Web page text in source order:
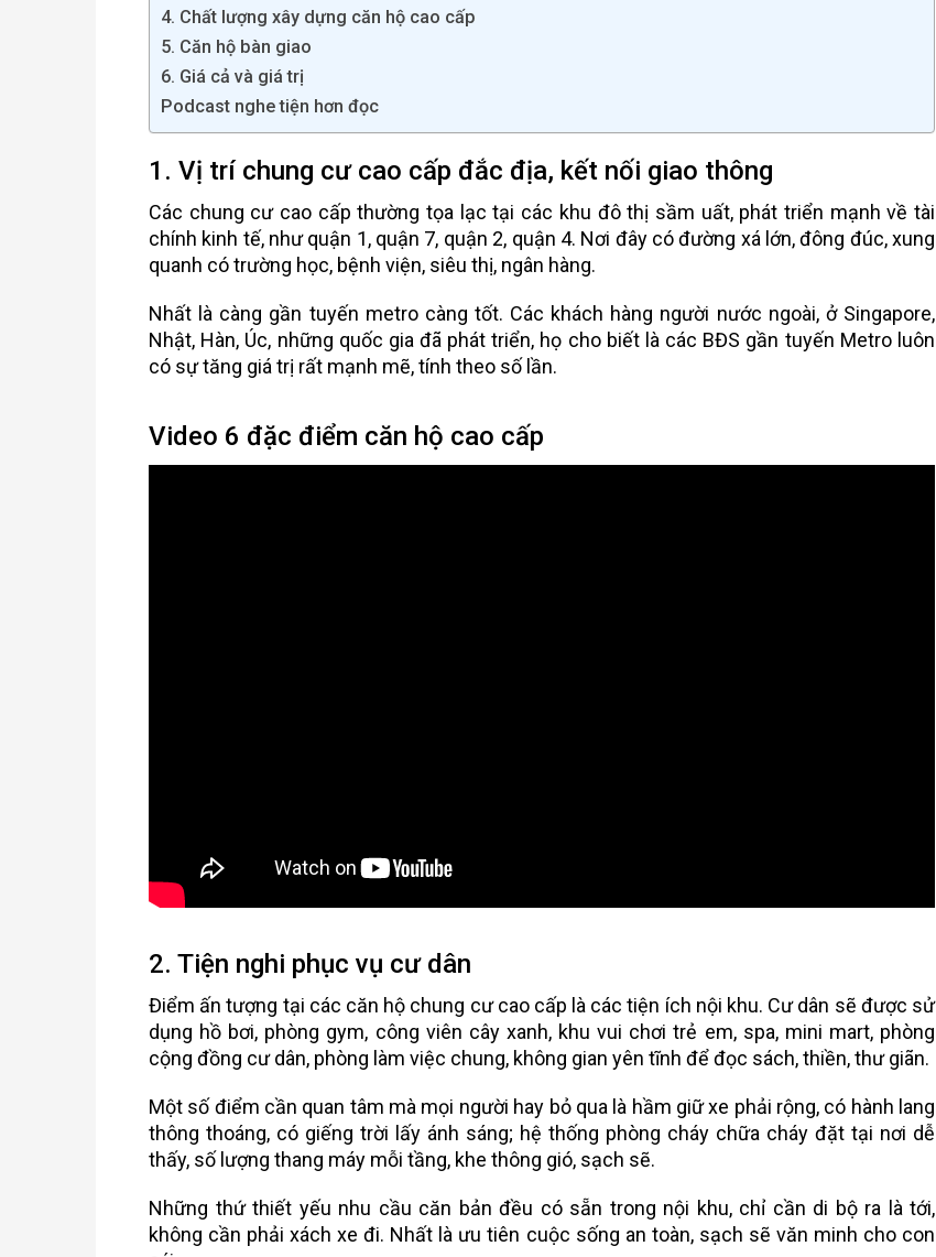
4. Chất lượng xây dựng căn hộ cao cấp
5. Căn hộ bàn giao
6. Giá cả và giá trị
Podcast nghe tiện hơn đọc
1. Vị trí chung cư cao cấp đắc địa, kết nối giao thông
Các chung cư cao cấp thường tọa lạc tại các khu đô thị sầm uất, phát triển mạnh về tài
chính kinh tế, như quận 1, quận 7, quận 2, quận 4. Nơi đây có đường xá lớn, đông đúc, xung
quanh có trường học, bệnh viện, siêu thị, ngân hàng.
Nhất là càng gần tuyến metro càng tốt. Các khách hàng người nước ngoài, ở Singapore,
Nhật, Hàn, Úc, những quốc gia đã phát triển, họ cho biết là các BĐS gần tuyến Metro luôn
có sự tăng giá trị rất mạnh mẽ, tính theo số lần.
Video 6 đặc điểm căn hộ cao cấp
2. Tiện nghi phục vụ cư dân
Điểm ấn tượng tại các căn hộ chung cư cao cấp là các tiện ích nội khu. Cư dân sẽ được sử
dụng hồ bơi, phòng gym, công viên cây xanh, khu vui chơi trẻ em, spa, mini mart, phòng
cộng đồng cư dân, phòng làm việc chung, không gian yên tĩnh để đọc sách, thiền, thư giãn.
Một số điểm cần quan tâm mà mọi người hay bỏ qua là hầm giữ xe phải rộng, có hành lang
thông thoáng, có giếng trời lấy ánh sáng; hệ thống phòng cháy chữa cháy đặt tại nơi dễ
thấy, số lượng thang máy mỗi tầng, khe thông gió, sạch sẽ.
Những thứ thiết yếu nhu cầu căn bản đều có sẵn trong nội khu, chỉ cần di bộ ra là tới,
không cần phải xách xe đi. Nhất là ưu tiên cuộc sống an toàn, sạch sẽ văn minh cho con